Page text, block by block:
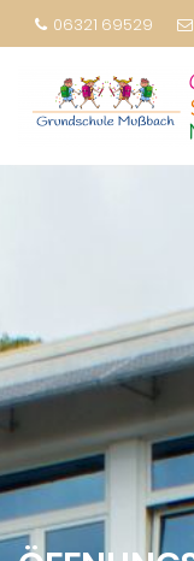
06321 69529